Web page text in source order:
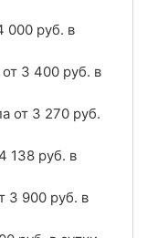
000 руб. в
3 400 руб. в
от 3 270 руб.
4 138 руб. в
3 900 руб. в